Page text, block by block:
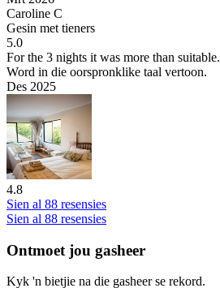
Caroline C
Gesin met tieners
5.0
For the 3 nights it was more than suitable.
Word in die oorspronklike taal vertoon.
Des 2025
4.8
Sien al 88 resensies
Sien al 88 resensies
Ontmoet jou gasheer
Kyk 'n bietjie na die gasheer se rekord.